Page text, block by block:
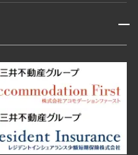
三田・芝・浜松町
本郷・春日・小石川
由が丘
・板橋・王子
開閉
台東区 墨田区
中野区
区 荒川区
足立区